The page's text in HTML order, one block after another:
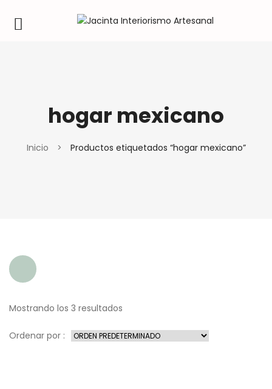
hogar mexicano
Inicio > Productos etiquetados “hogar mexicano”
Mostrando los 3 resultados
Ordenar por :